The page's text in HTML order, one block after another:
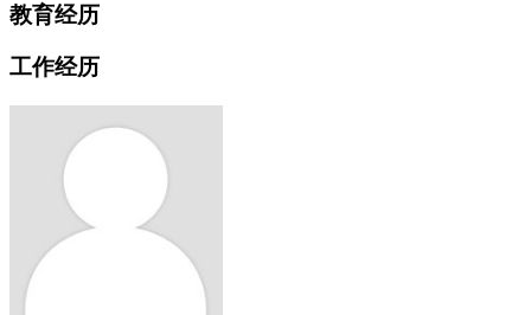
教育经历
工作经历